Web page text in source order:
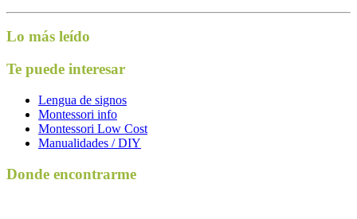
Lo más leído
Te puede interesar
Lengua de signos
Montessori info
Montessori Low Cost
Manualidades / DIY
Donde encontrarme